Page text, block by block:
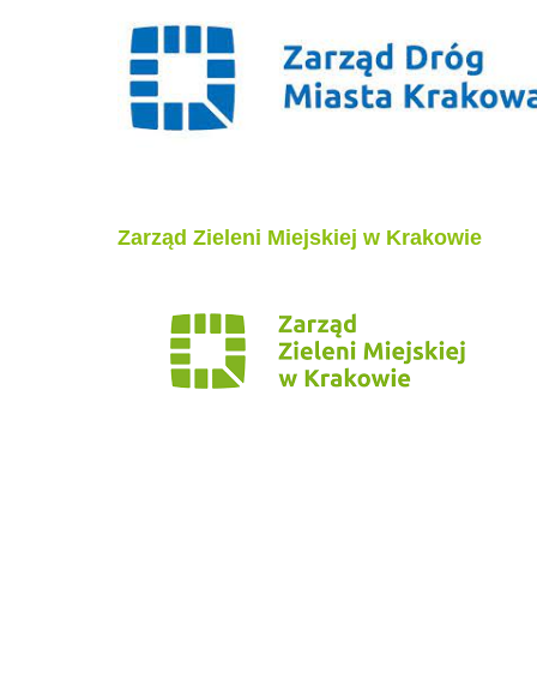
Zarząd Zieleni Miejskiej w Krakowie